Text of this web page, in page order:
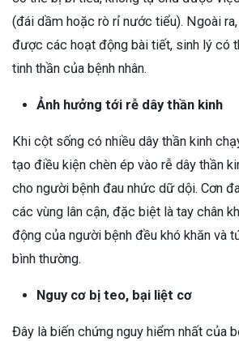
(đái dầm hoặc rò rỉ nước tiểu). Ngoài
được các hoạt động bài tiết, sinh lý có
tinh thần của bệnh nhân.
Ảnh hưởng tới rễ dây thần kinh
Khi cột sống có nhiều dây thần kinh
tạo điều kiện chèn ép vào rễ dây thần
cho người bệnh đau nhức dữ dội. Cơn
các vùng lân cận, đặc biệt là tay chân
động của người bệnh đều khó khăn và
bình thường.
Nguy cơ bị teo, bại liệt cơ
Đây là biến chứng nguy hiểm nhất của